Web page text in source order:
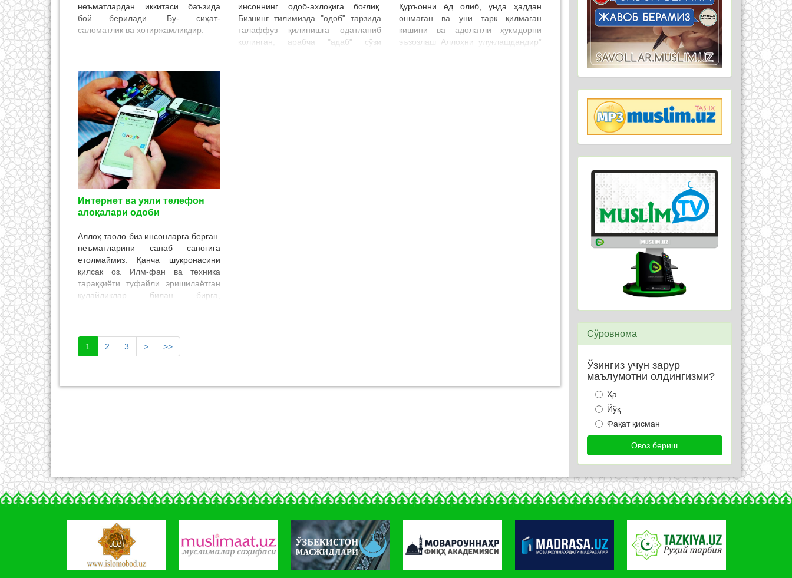
неъматлардан иккитаси баъзида
бой берилади. Бу- сиҳат-
саломатлик ва хотиржамликдир.
инсоннинг одоб-ахлоқига боғлиқ.
Бизнинг тилимизда "одоб" тарзида
талаффуз қилинишга одатланиб
колинган, арабча "адаб" сўзи
Қуръонни ёд олиб, унда ҳаддан
ошмаган ва уни тарк қилмаган
кишини ва адолатли ҳукмдорни
эъзозлаш Аллоҳни улуғлашдандир”
Интернет ва уяли телефон
алоқалари одоби
Аллоҳ таоло биз инсонларга берган
неъматларини санаб саноғига
етолмаймиз. Қанча шукронасини
қилсак оз. Илм-фан ва техника
тараққиёти туфайли эришилаётган
қулайликлар билан бирга,
одобларига риоя этишимизга
боғлиқ.
1 2 3 > >>
Сўровнома
Ўзингиз учун зарур
маълумотни олдингизми?
Ҳа
Йўқ
Фақат қисман